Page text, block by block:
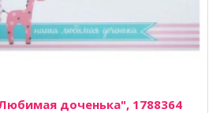
доченька", 1788364